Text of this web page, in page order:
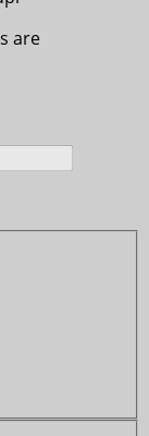
are